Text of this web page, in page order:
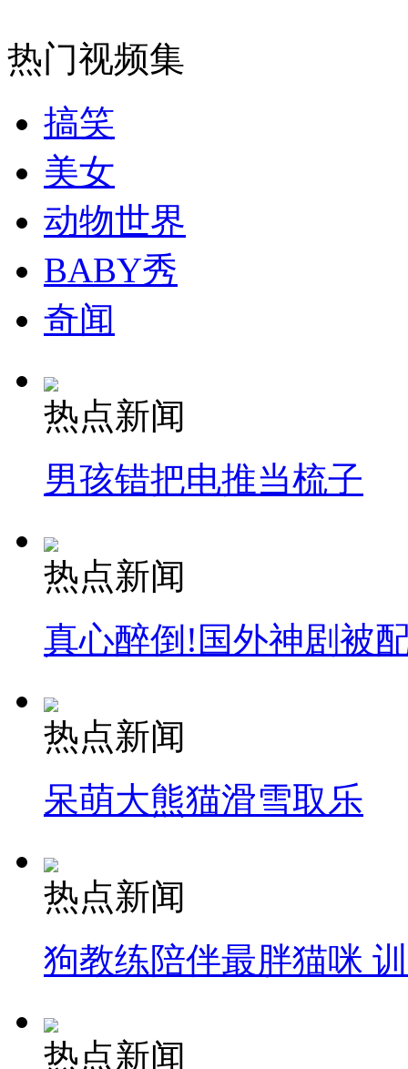
纽约上演“枕头大战”
司机酒驾遇交警 急速倒车逃窜
热门视频集
搞笑
美女
动物世界
BABY秀
奇闻
热点新闻
男孩错把电推当梳子
热点新闻
真心醉倒!国外神剧被
热点新闻
呆萌大熊猫滑雪取乐
热点新闻
狗教练陪伴最胖猫咪
热点新闻